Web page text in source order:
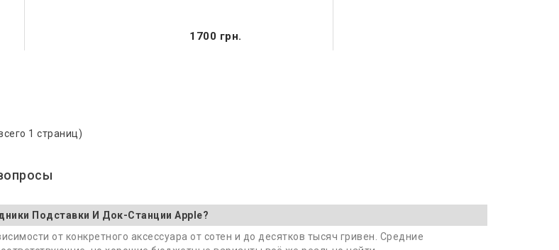
1700 грн.
1 страниц)
Подставки И Док-Станции Apple?
от конкретного аксессуара от сотен и до десятков тысяч гривен. Средние